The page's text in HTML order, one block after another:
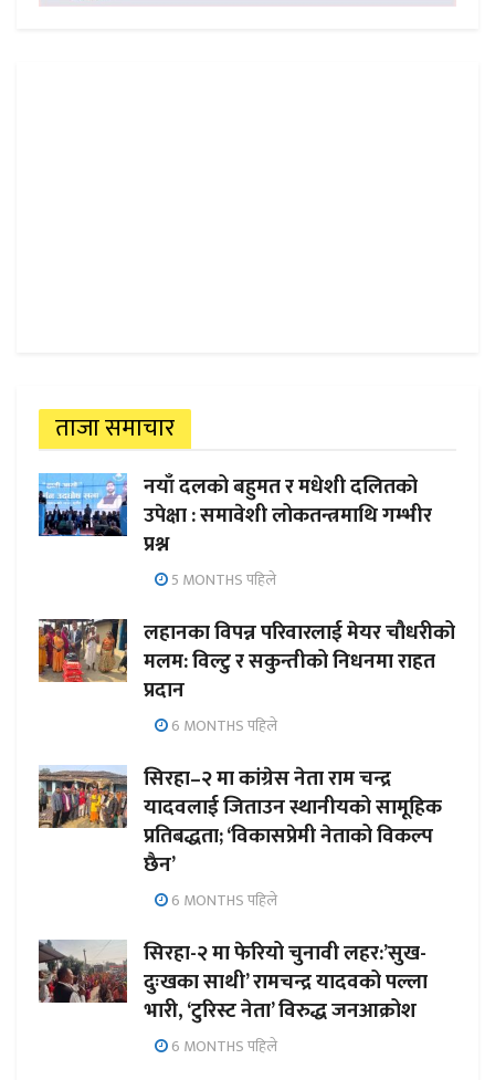
ताजा समाचार
नयाँ दलको बहुमत र मधेशी दलितको
उपेक्षा : समावेशी लोकतन्त्रमाथि गम्भीर
प्रश्न
5 MONTHS पहिले
लहानका विपन्न परिवारलाई मेयर चौधरीको
मलम: विल्टु र सकुन्तीको निधनमा राहत
प्रदान
6 MONTHS पहिले
सिरहा–२ मा कांग्रेस नेता राम चन्द्र
यादवलाई जिताउन स्थानीयको सामूहिक
प्रतिबद्धता; ‘विकासप्रेमी नेताको विकल्प
छैन’
6 MONTHS पहिले
सिरहा-२ मा फेरियो चुनावी लहर:’सुख-
दुःखका साथी’ रामचन्द्र यादवको पल्ला
भारी, ‘टुरिस्ट नेता’ विरुद्ध जनआक्रोश
6 MONTHS पहिले